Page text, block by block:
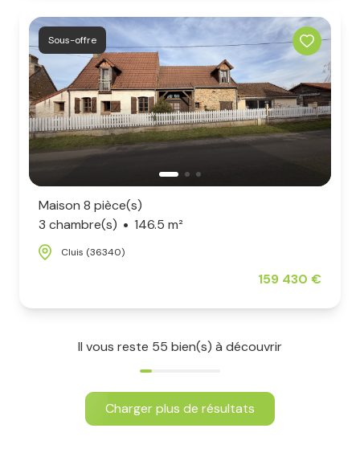
Sous-offre
Maison 8 pièce(s)
3 chambre(s)
146.5 m²
Cluis (36340)
159 430 €
Il vous reste 55 bien(s) à découvrir
Charger plus de résultats